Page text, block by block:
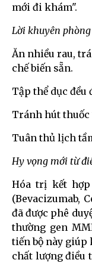
mới đi khám".
Lời khuyên
Ăn nhiều rau,
chế biến sẵn.
Tập thể dục đều
Tránh hút thuốc
Tuân thủ lịch
Hy vọng mới từ
Hóa trị kết
(Bevacizumab,
đã được phê
thường gen
tiến bộ này giúp
chất lượng điều